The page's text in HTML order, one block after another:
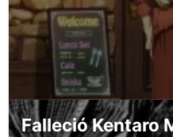
Falleció Kentaro